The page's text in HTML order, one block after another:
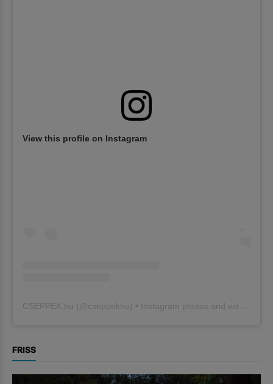
View this profile on Instagram
CSEPPEK.hu (@cseppekhu ) • Instagram photos and videos
FRISS